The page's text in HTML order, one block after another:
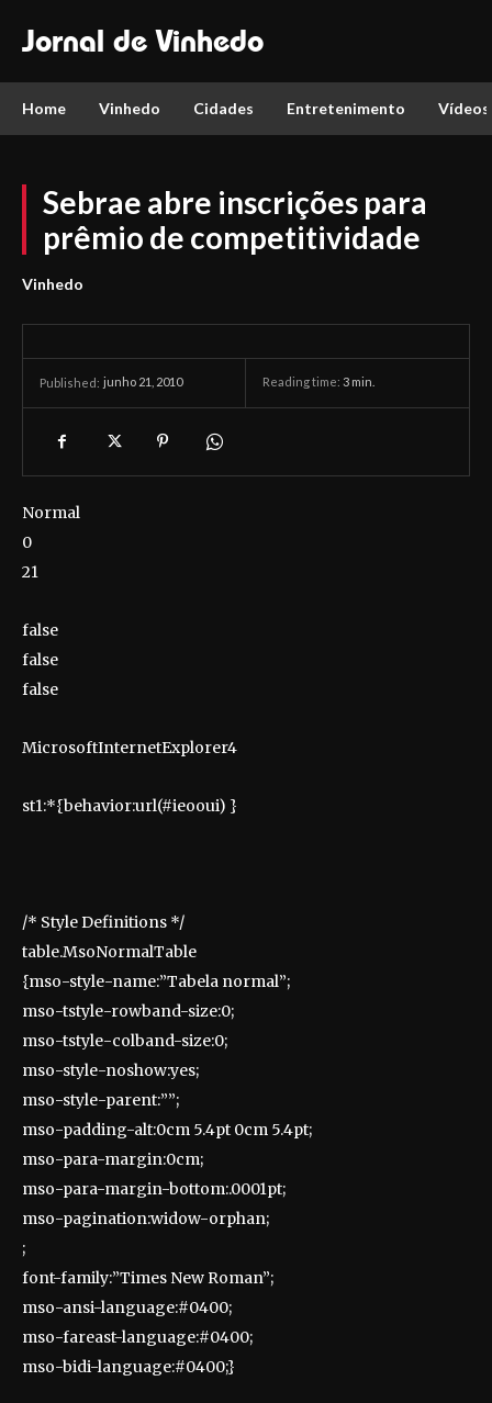
Jornal de Vinhedo
Home Vinhedo Cidades Entretenimento Vídeos
Sebrae abre inscrições para
prêmio de competitividade
Vinhedo
Published: junho 21, 2010 Reading time: 3 min.
Normal
0
21
false
false
false
MicrosoftInternetExplorer4
st1:*{behavior:url(#ieooui) }
/* Style Definitions */
table.MsoNormalTable
{mso-style-name:”Tabela normal”;
mso-tstyle-rowband-size:0;
mso-tstyle-colband-size:0;
mso-style-noshow:yes;
mso-style-parent:””;
mso-padding-alt:0cm 5.4pt 0cm 5.4pt;
mso-para-margin:0cm;
mso-para-margin-bottom:.0001pt;
mso-pagination:widow-orphan;
;
font-family:”Times New Roman”;
mso-ansi-language:#0400;
mso-fareast-language:#0400;
mso-bidi-language:#0400;}